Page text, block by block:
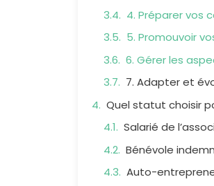
4. Préparer vos
5. Promouvoir
6. Gérer les
7. Adapter et
Quel statut choisir
Salarié de
Bénévole
Auto-